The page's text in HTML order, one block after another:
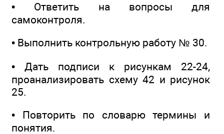
• Ответить на вопросы для
самоконтроля.
• Выполнить контрольную работу № 30.
• Дать подписи к рисункам 22-24,
проанализировать схему 42 и рисунок
25.
• Повторить по словарю термины и
понятия.